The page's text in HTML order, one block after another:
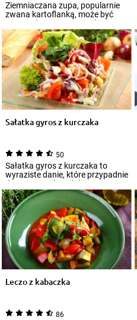
Ziemniaczana zupa, popularnie
zwana kartoflanką, może być
przyrządzona w oryginalny
sposób – wypr...
Sałatka gyros z kurczaka
50
Sałatka gyros z kurczaka to
wyraziste danie, które przypadnie
do gustu osobom lubiącym
połączenie...
Leczo z kabaczka
86